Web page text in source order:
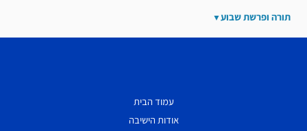
תורה ופרשת שבוע
עמוד הבית
אודות הישיבה